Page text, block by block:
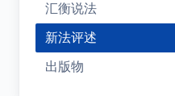
汇衡说法
新法评述
出版物